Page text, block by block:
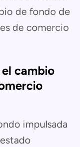
de fondo de
de comercio
cambio
impulsada